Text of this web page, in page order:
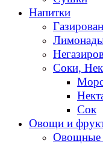
Напитки
Соки,
Сок
Овощи и
Овощные